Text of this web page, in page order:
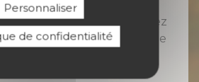
notre newsletter et recevez
toute l'actualité catholique
Personnaliser
de confidentialité